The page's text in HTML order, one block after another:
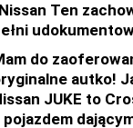
Ten
do
autko!
JUKE to
pojazdem